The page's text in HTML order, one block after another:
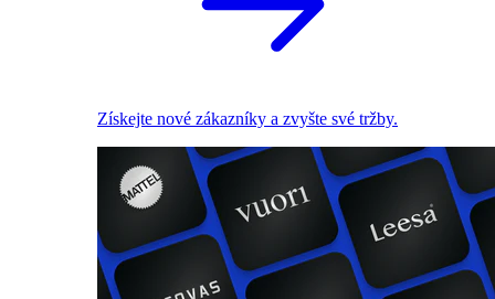
Získejte nové zákazníky a zvyšte své tržby.